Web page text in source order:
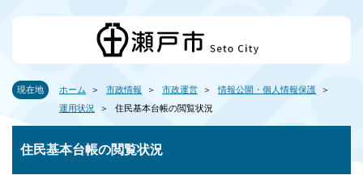
現在地 ホーム 市政情報 市政運営
情報公開・個人情報保護
運用状況
住民基本台帳の閲覧状況
住民基本台帳の閲覧状況